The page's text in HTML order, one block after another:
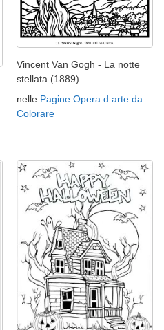
Vincent Van Gogh - La notte
stellata (1889)
nelle Pagine Opera d arte da
Colorare